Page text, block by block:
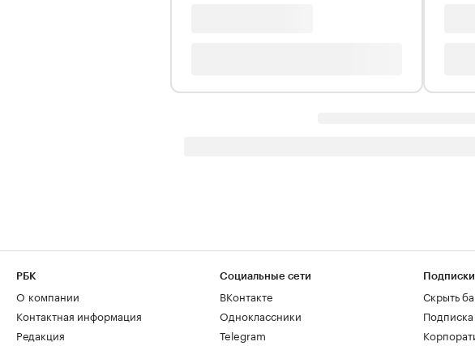
РБК
О компании
Контактная информация
Редакция
Социальные сети
ВКонтакте
Одноклассники
Telegram
Подписки
Скрыть